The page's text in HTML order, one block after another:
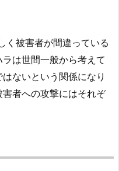
く被害者が間違っている
は世間一般から考えて
ないという関係になり
者への攻撃にはそれぞ